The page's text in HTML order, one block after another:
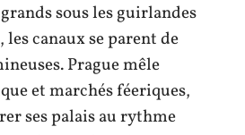
sous les guirlandes
canaux se parent de
Prague mêle
et marchés féeriques,
ses palais au rythme